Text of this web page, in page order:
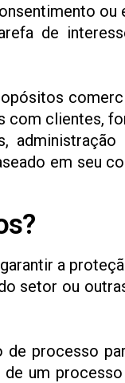
de
clientes,
em seu
a
setor ou
processo
um